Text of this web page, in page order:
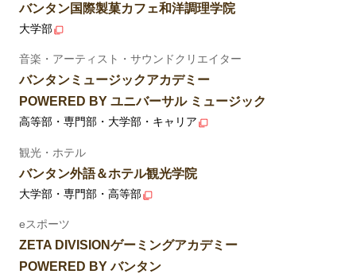
バンタン国際製菓カフェ和洋調理学院
大学部
音楽・アーティスト・サウンドクリエイター
バンタンミュージックアカデミー
POWERED BY ユニバーサル ミュージック
高等部・専門部・大学部・キャリア
観光・ホテル
バンタン外語＆ホテル観光学院
大学部・専門部・高等部
eスポーツ
ZETA DIVISIONゲーミングアカデミー
POWERED BY バンタン